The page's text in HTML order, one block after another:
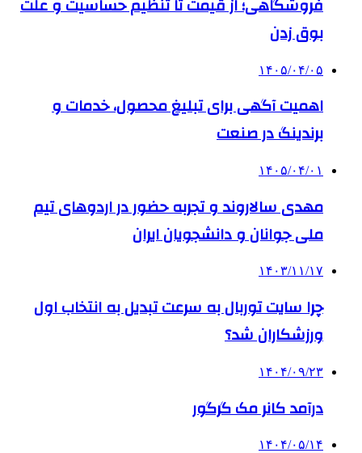
فروشگاهی؛ از قیمت تا تنظیم حساسیت و علت
بوق زدن
۱۴۰۵/۰۴/۰۵
اهمیت آگهی برای تبلیغ محصول، خدمات و
برندینگ در صنعت
۱۴۰۵/۰۴/۰۱
مهدی سالاروند و تجربه حضور در اردوهای تیم
ملی جوانان و دانشجویان ایران
۱۴۰۳/۱۱/۱۷
چرا سایت توربال به ‌سرعت تبدیل به انتخاب اول
ورزشکاران شد؟
۱۴۰۴/۰۹/۲۳
درآمد کانر مک گرگور
۱۴۰۴/۰۵/۱۴